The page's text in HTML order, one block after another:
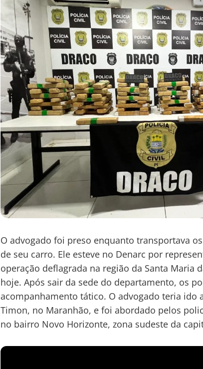
O advogado foi preso enquanto transportava
de seu carro. Ele esteve no Denarc por
operação deflagrada na região da Santa Maria
hoje. Após sair da sede do departamento, os
acompanhamento tático. O advogado teria ido
Timon, no Maranhão, e foi abordado pelos
no bairro Novo Horizonte, zona sudeste da